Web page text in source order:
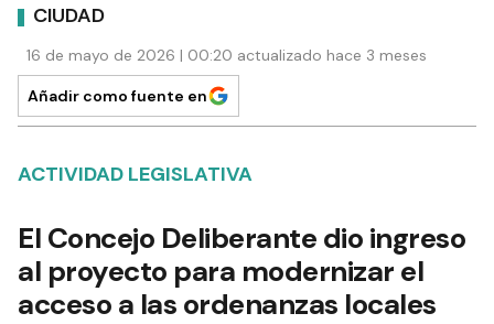
CIUDAD
16 de mayo de 2026 | 00:20 actualizado hace 3 meses
Añadir como fuente en
ACTIVIDAD LEGISLATIVA
El Concejo Deliberante dio ingreso
al proyecto para modernizar el
acceso a las ordenanzas locales